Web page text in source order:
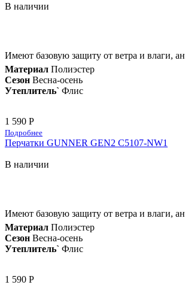
В наличии
Имеют базовую защиту от ветра и влаги,
Материал Полиэстер
Сезон Весна-осень
Утеплитель` Флис
1 590 Р
Подробнее
Перчатки GUNNER GEN2 C5107-NW1
В наличии
Имеют базовую защиту от ветра и влаги,
Материал Полиэстер
Сезон Весна-осень
Утеплитель` Флис
1 590 Р